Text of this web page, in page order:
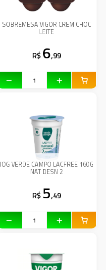
SOBREMESA VIGOR CREM CHOC
LEITE
R$ 6,99
IOG VERDE CAMPO LACFREE 160G
NAT DESN 2
R$ 5,49